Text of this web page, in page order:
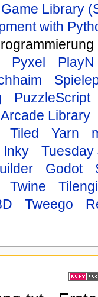
Library
with
Pyxel
PlayN
PuzzleScript
Library
Tiled Yarn
Inky
Tuesday
Godot
Twine
Tweego